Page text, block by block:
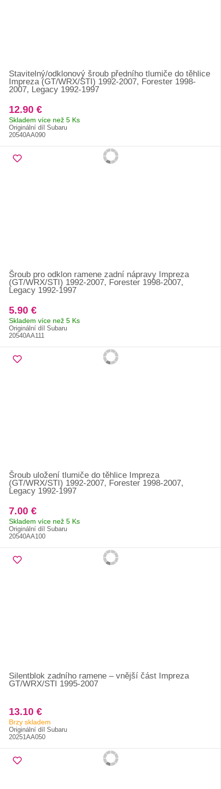
Stavitelný/odklonový šroub předního tlumiče do těhlice
Impreza (GT/WRX/STI) 1992-2007, Forester 1998-
2007, Legacy 1992-1997
12.90 €
Skladem více než 5 Ks
Originální díl Subaru
20540AA090
Šroub pro odklon ramene zadní nápravy Impreza
(GT/WRX/STI) 1992-2007, Forester 1998-2007,
Legacy 1992-1997
5.90 €
Skladem více než 5 Ks
Originální díl Subaru
20540AA111
Šroub uložení tlumiče do těhlice Impreza
(GT/WRX/STI) 1992-2007, Forester 1998-2007,
Legacy 1992-1997
7.00 €
Skladem více než 5 Ks
Originální díl Subaru
20540AA100
Silentblok zadního ramene – vnější část Impreza
GT/WRX/STI 1995-2007
13.10 €
Brzy skladem
Originální díl Subaru
20251AA050